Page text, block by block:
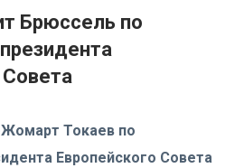
Брюссель по
Совета
Токаев по
Европейского Совета